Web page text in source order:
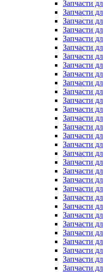
Запчасти
Запчасти
Запчасти
Запчасти
Запчасти
Запчасти
Запчасти
Запчасти
Запчасти
Запчасти
Запчасти
Запчасти
Запчасти
Запчасти
Запчасти
Запчасти
Запчасти
Запчасти
Запчасти
Запчасти
Запчасти
Запчасти
Запчасти
Запчасти
Запчасти
Запчасти
Запчасти
Запчасти
Запчасти
Запчасти
Запчасти